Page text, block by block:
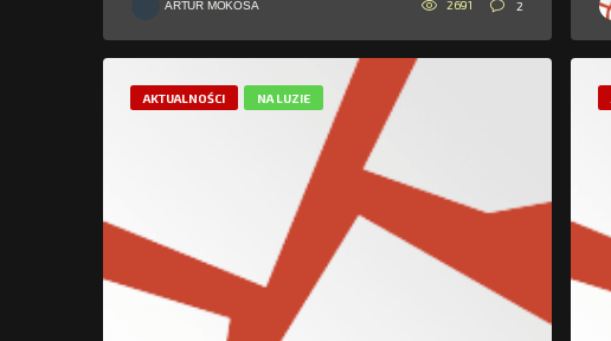
ARTUR MOKOSA 2691 2
AKTUALNOŚCI NA LUZIE